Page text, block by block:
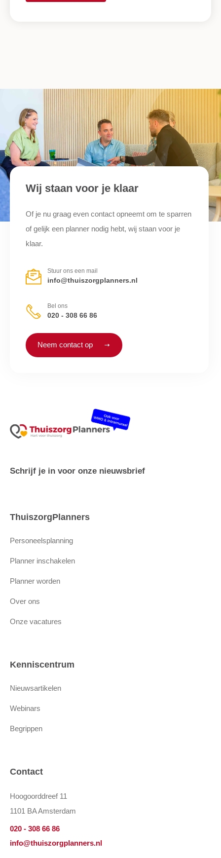
Wij staan voor je klaar
Of je nu graag even contact opneemt om te sparren
of gelijk een planner nodig hebt, wij staan voor je
klaar.
Stuur ons een mail
info@thuiszorgplanners.nl
Bel ons
020 - 308 66 86
Neem contact op
Schrijf je in voor onze nieuwsbrief
ThuiszorgPlanners
Personeelsplanning
Planner inschakelen
Planner worden
Over ons
Onze vacatures
Kenniscentrum
Nieuwsartikelen
Webinars
Begrippen
Contact
Hoogoorddreef 11
1101 BA Amsterdam
020 - 308 66 86
info@thuiszorgplanners.nl